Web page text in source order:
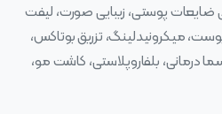
ضایعات پوستی، زیبایی صورت، لیفت
میکرونیدلینگ، تزریق بوتاکس،
درمانی، بلفاروپلاستی، کاشت مو،